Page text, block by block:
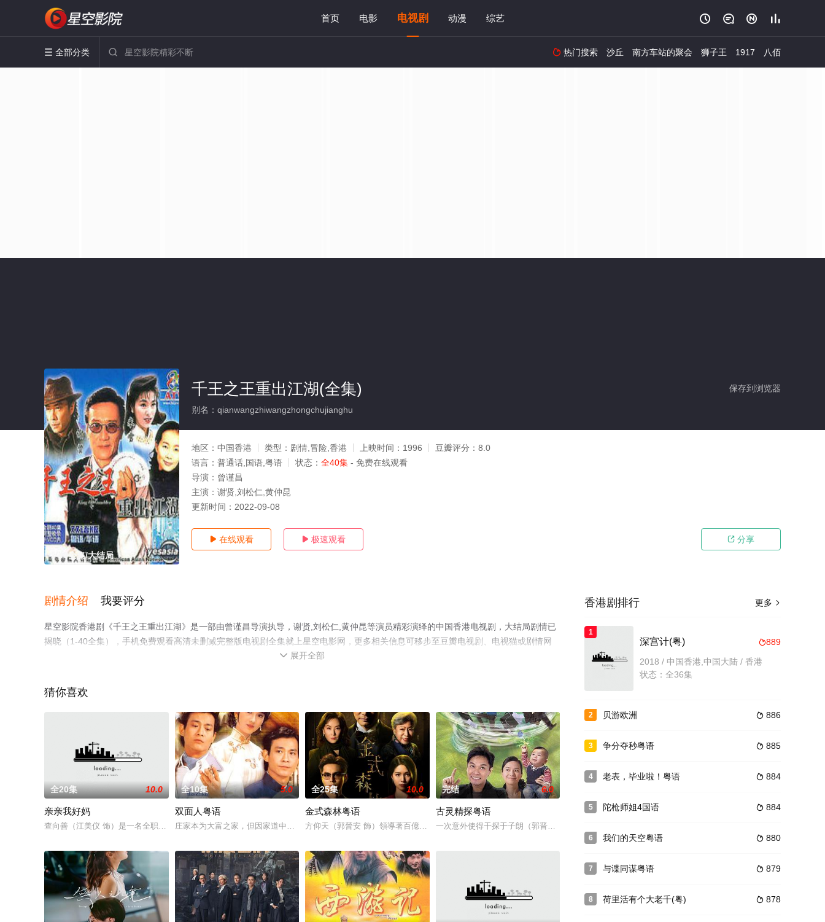
首页 电影 电视剧 动漫 综艺    
 全部分类   热门搜索 沙丘 南方车站的聚会 狮子王 1917 八佰
1-40全集/大结局
保存到浏览器
千王之王重出江湖(全集)
别名：qianwangzhiwangzhongchujianghu
地区： 中国香港 类型： 剧情,冒险,香港 上映时间： 1996 豆瓣评分： 8.0
语言： 普通话,国语,粤语 状态： 全40集 - 免费在线观看
导演： 曾谨昌
主演： 谢贤,刘松仁,黄仲昆
更新时间： 2022-09-08
 在线观看  极速观看  分享
剧情介绍 我要评分
星空影院香港剧《千王之王重出江湖》是一部由曾谨昌导演执导，谢贤,刘松仁,黄仲昆等演员精彩演绎的中国香港电视剧，大结局剧情已
揭晓（1-40全集），手机免费观看高清未删减完整版电视剧全集就上星空电影网，更多相关信息可移步至豆瓣电视剧、电视猫或剧情网
 展开全部
猜你喜欢
全20集 10.0
亲亲我好妈
查向善（江美仪 饰）是一名全职母亲，看着两个可爱的女儿渐渐长大，对她们从生活到学习都严加管教，生怕一点疏忽造成不可挽回之错。无奈大女儿严茜瑜（
全10集 5.0
双面人粤语
庄家本为大富之家，但因家道中落，经济已渐陷困境。一日，生性自私的庄家二少云 (郑少秋)，抛下妻子姚淑华(赵雅芝)不顾，藉词外出，实则离家出走。
全25集 10.0
金式森林粤语
方仰天（郭晉安 飾）領導著百億方氏商業帝國，三個兒子父慈子孝，是外界眼中的積善之家。某天仰天遇上車禍，康復之後竟牽著一個叫林澄（陳
完结 6.0
古灵精探粤语
一次意外使得干探于子朗（郭晋安 饰）具有了通灵的能力，能感应死去的冤魂传递给他的点点滴滴的信息。
更多 
香港剧排行
1
889
深宫计(粤)
2018 / 中国香港,中国大陆 / 香港
状态：全36集
2  886
贝游欧洲
3  885
争分夺秒粤语
4  884
老表，毕业啦！粤语
5  884
陀枪师姐4国语
6  880
我们的天空粤语
7  879
与谍同谋粤语
8  878
荷里活有个大老千(粤)